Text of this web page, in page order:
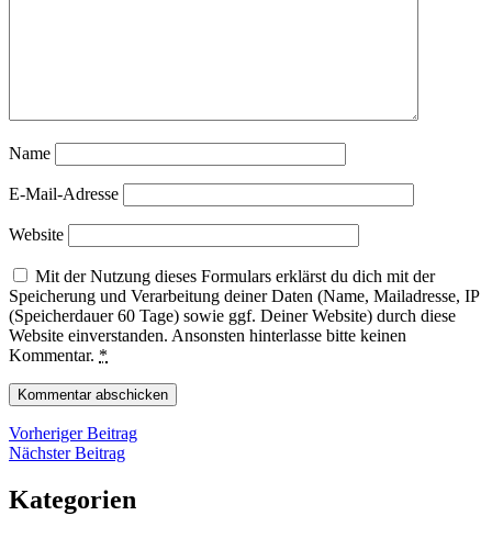
Name
E-Mail-Adresse
Website
Mit der Nutzung dieses Formulars erklärst du dich mit der
Speicherung und Verarbeitung deiner Daten (Name, Mailadresse, IP
(Speicherdauer 60 Tage) sowie ggf. Deiner Website) durch diese
Website einverstanden. Ansonsten hinterlasse bitte keinen
Kommentar. *
Beitragsnavigation
Vorheriger BeitragVorheriger
Nächster BeitragNächster
Kategorien